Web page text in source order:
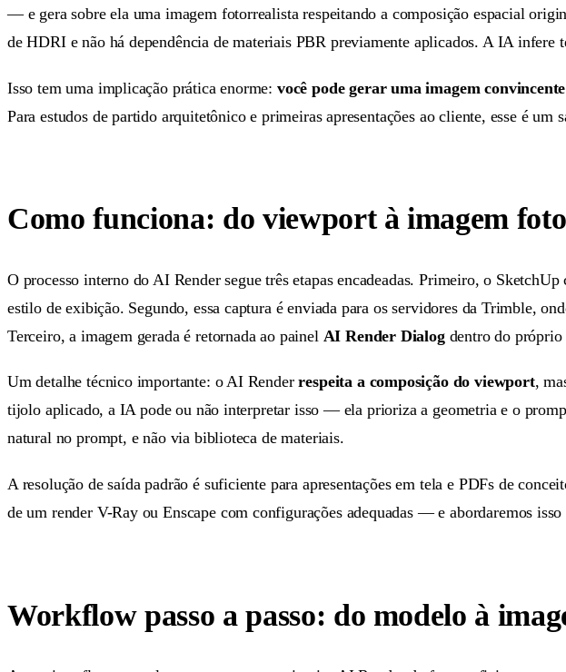
— e gera sobre ela uma imagem fotorrealista respeitando a composição espacial
de HDRI e não há dependência de materiais PBR previamente aplicados. A IA
Isso tem uma implicação prática enorme: você pode gerar uma imagem
Para estudos de partido arquitetônico e primeiras apresentações ao cliente, esse é
Como funciona: do viewport à imagem
O processo interno do AI Render segue três etapas encadeadas. Primeiro, o
estilo de exibição. Segundo, essa captura é enviada para os servidores da Trimble,
Terceiro, a imagem gerada é retornada ao painel AI Render Dialogdentro do próprio
Um detalhe técnico importante: o AI Renderrespeita a composição do viewport,
tijolo aplicado, a IA pode ou não interpretar isso — ela prioriza a geometria e o
natural no prompt, e não via biblioteca de materiais.
A resolução de saída padrão é suficiente para apresentações em tela e PDFs de
de um render V-Ray ou Enscape com configurações adequadas — e abordaremos
Workflow passo a passo: do modelo à